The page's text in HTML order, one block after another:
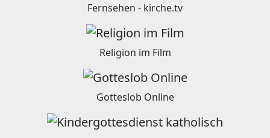
Fernsehen - kirche.tv
Religion im Film
Gotteslob Online